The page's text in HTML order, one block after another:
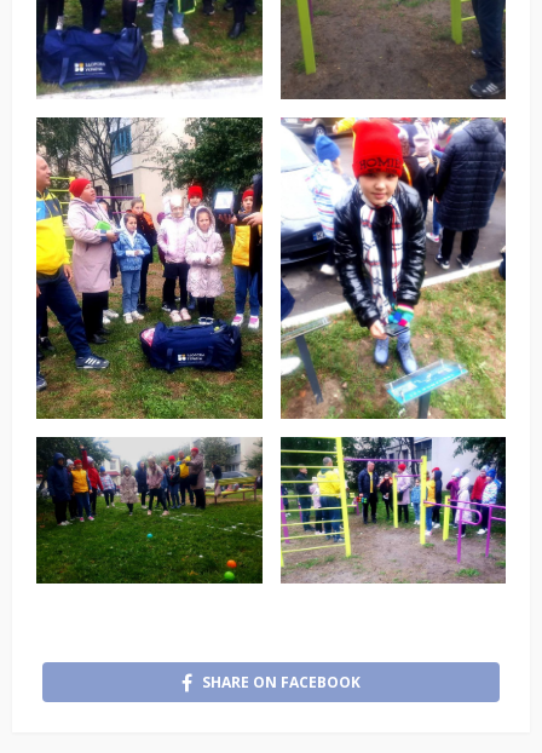
SHARE ON FACEBOOK